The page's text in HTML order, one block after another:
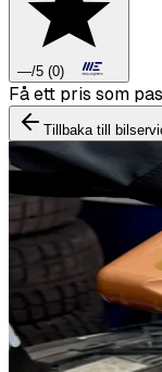
—/5 (0)
Boka däckbyte
Tillbaka till